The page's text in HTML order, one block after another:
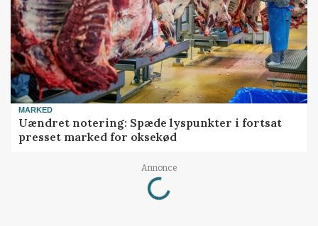
MARKED
Uændret notering: Spæde lyspunkter i fortsat
presset marked for oksekød
Annonce
Loading...